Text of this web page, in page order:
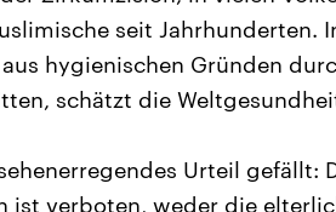
seit Jahrhunderten.
hygienischen Gründen
schätzt die
Urteil gefällt:
ist verboten, weder die